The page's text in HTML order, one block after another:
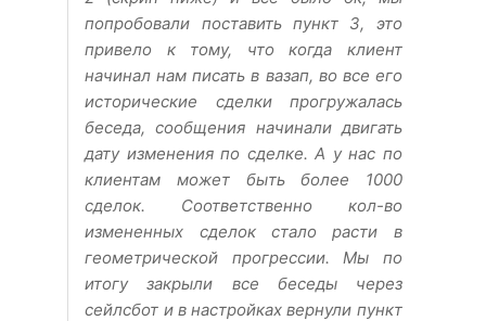
попробовали поставить пункт 3, это
привело к тому, что когда клиент
начинал нам писать в вазап, во все его
исторические сделки прогружалась
беседа, сообщения начинали двигать
дату изменения по сделке. А у нас по
клиентам может быть более 1000
сделок. Соответственно кол-во
измененных сделок стало расти в
геометрической прогрессии. Мы по
итогу закрыли все беседы через
сейлсбот и в настройках вернули пункт